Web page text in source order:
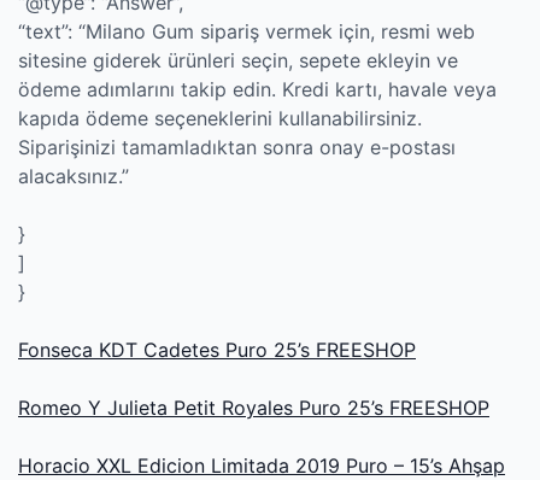
“text”: “Milano Gum sipariş vermek için, resmi web
sitesine giderek ürünleri seçin, sepete ekleyin ve
ödeme adımlarını takip edin. Kredi kartı, havale veya
kapıda ödeme seçeneklerini kullanabilirsiniz.
Siparişinizi tamamladıktan sonra onay e-postası
alacaksınız.”
}
]
}
Fonseca KDT Cadetes Puro 25’s FREESHOP
Romeo Y Julieta Petit Royales Puro 25’s FREESHOP
Horacio XXL Edicion Limitada 2019 Puro – 15’s Ahşap